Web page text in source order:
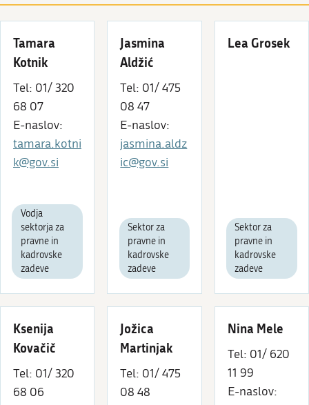
Tamara
Kotnik
Tel: 01/ 320
68 07
E-naslov:
tamara.kotni
k@gov.si
Vodja
sektorja za
pravne in
kadrovske
zadeve
Jasmina
Aldžić
Tel: 01/ 475
08 47
E-naslov:
jasmina.aldz
ic@gov.si
Sektor za
pravne in
kadrovske
zadeve
Lea Grosek
Sektor za
pravne in
kadrovske
zadeve
Ksenija
Kovačič
Tel: 01/ 320
68 06
Jožica
Martinjak
Tel: 01/ 475
08 48
Nina Mele
Tel: 01/ 620
11 99
E-naslov: